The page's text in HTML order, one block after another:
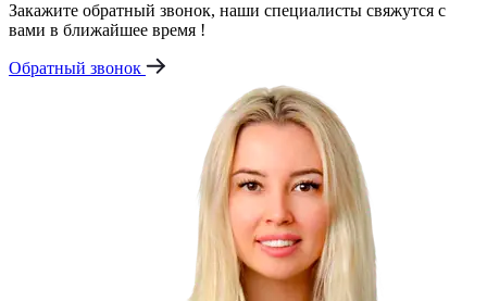
Закажите обратный звонок, наши специалисты свяжутся с
вами в ближайшее время !
Обратный звонок